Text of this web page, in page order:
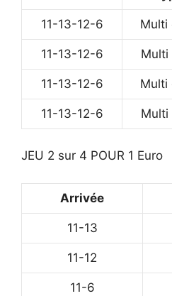
11-13-12-6 Multi
11-13-12-6 Multi
11-13-12-6 Multi
11-13-12-6 Multi
JEU 2 sur 4 POUR 1 Euro
Arrivée
11-13
11-12
11-6